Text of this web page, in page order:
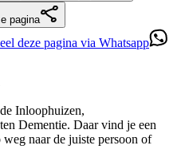
pagina
deze pagina via Whatsapp
Inloophuizen,
Dementie. Daar vind je een
naar de juiste persoon of